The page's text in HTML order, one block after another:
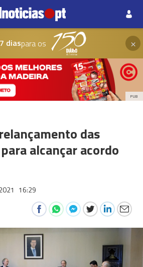
diaspara os ×
PUB
das
alcançar acordo
16:29